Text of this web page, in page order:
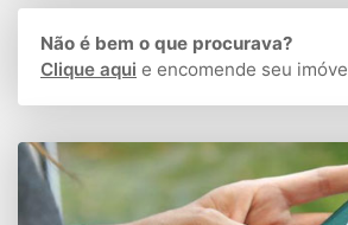
Não é bem o que procurava?
Clique aqui e encomende seu